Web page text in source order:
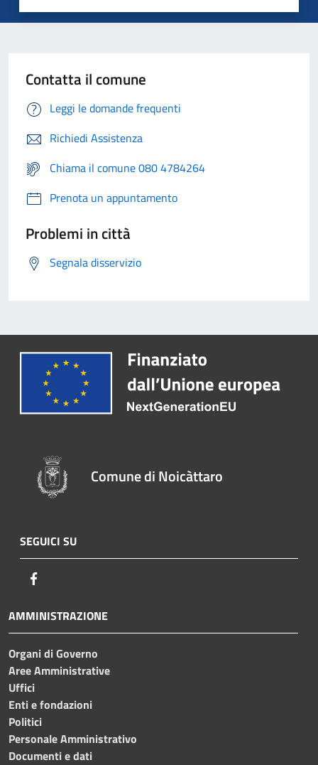
Contatta il comune
Leggi le domande frequenti
Richiedi Assistenza
Chiama il comune 080 4784264
Prenota un appuntamento
Problemi in città
Segnala disservizio
Comune di Noicàttaro
SEGUICI SU
AMMINISTRAZIONE
Organi di Governo
Aree Amministrative
Uffici
Enti e fondazioni
Politici
Personale Amministrativo
Documenti e dati